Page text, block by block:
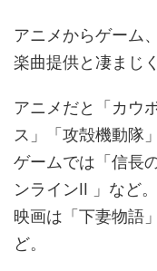
アニメからゲーム
楽曲提供と凄まじ
アニメだと「カウ
ス」「攻殻機動隊
ゲームでは「信長
ンラインII 」など。
映画は「下妻物語
ど。